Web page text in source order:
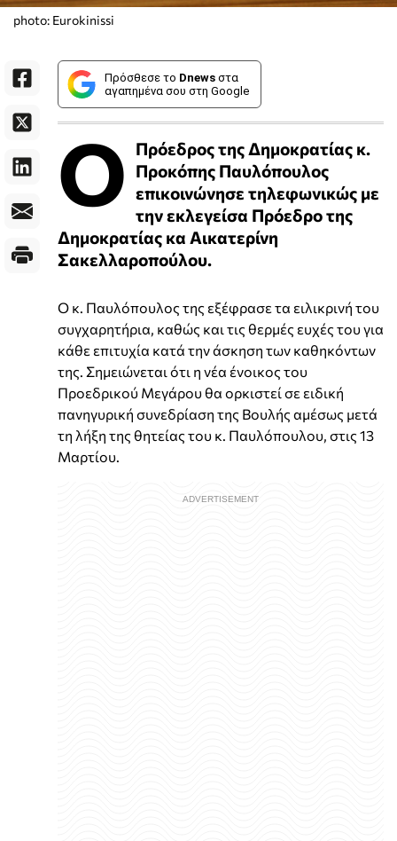
photo: Eurokinissi
Πρόσθεσε το Dnews στα
αγαπημένα σου στη Google
Ο Πρόεδρος της Δημοκρατίας κ.
Προκόπης Παυλόπουλος
επικοινώνησε τηλεφωνικώς με
την εκλεγείσα Πρόεδρο της
Δημοκρατίας κα Αικατερίνη
Σακελλαροπούλου.
Ο κ. Παυλόπουλος της εξέφρασε τα ειλικρινή του
συγχαρητήρια, καθώς και τις θερμές ευχές του για
κάθε επιτυχία κατά την άσκηση των καθηκόντων
της. Σημειώνεται ότι η νέα ένοικος του
Προεδρικού Μεγάρου θα ορκιστεί σε ειδική
πανηγυρική συνεδρίαση της Βουλής αμέσως μετά
τη λήξη της θητείας του κ. Παυλόπουλου, στις 13
Μαρτίου.